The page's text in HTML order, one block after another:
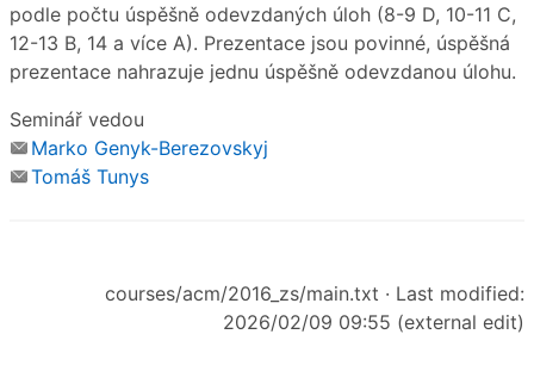
podle počtu úspěšně odevzdaných úloh (8-9 D, 10-11 C,
12-13 B, 14 a více A). Prezentace jsou povinné, úspěšná
prezentace nahrazuje jednu úspěšně odevzdanou úlohu.
Seminář vedou
Marko Genyk-Berezovskyj
Tomáš Tunys
courses/acm/2016_zs/main.txt · Last modified:
2026/02/09 09:55 (external edit)